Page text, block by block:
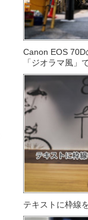
Canon EOS 70D
「ジオラマ風」
テキストに枠線